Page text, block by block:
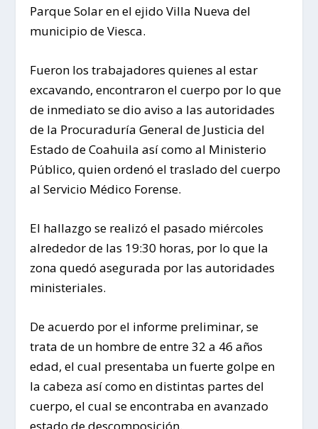
Parque Solar en el ejido Villa Nueva del
municipio de Viesca.
Fueron los trabajadores quienes al estar
excavando, encontraron el cuerpo por lo que
de inmediato se dio aviso a las autoridades
de la Procuraduría General de Justicia del
Estado de Coahuila así como al Ministerio
Público, quien ordenó el traslado del cuerpo
al Servicio Médico Forense.
El hallazgo se realizó el pasado miércoles
alrededor de las 19:30 horas, por lo que la
zona quedó asegurada por las autoridades
ministeriales.
De acuerdo por el informe preliminar, se
trata de un hombre de entre 32 a 46 años
edad, el cual presentaba un fuerte golpe en
la cabeza así como en distintas partes del
cuerpo, el cual se encontraba en avanzado